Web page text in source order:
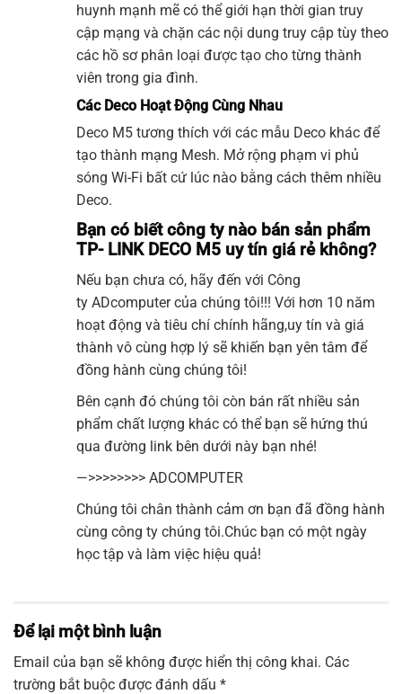
huynh mạnh mẽ có thể giới hạn thời gian truy
cập mạng và chặn các nội dung truy cập tùy theo
các hồ sơ phân loại được tạo cho từng thành
viên trong gia đình.
Các Deco Hoạt Động Cùng Nhau
Deco M5 tương thích với các mẫu Deco khác để
tạo thành mạng Mesh. Mở rộng phạm vi phủ
sóng Wi-Fi bất cứ lúc nào bằng cách thêm nhiều
Deco.
Bạn có biết công ty nào bán sản phẩm
TP- LINK DECO M5 uy tín giá rẻ không?
Nếu bạn chưa có, hãy đến với Công
ty ADcomputercủa chúng tôi!!! Với hơn 10 năm
hoạt động và tiêu chí chính hãng,uy tín và giá
thành vô cùng hợp lý sẽ khiến bạn yên tâm để
đồng hành cùng chúng tôi!
Bên cạnh đó chúng tôi còn bán rất nhiều sản
phẩm chất lượng khác có thể bạn sẽ hứng thú
qua đường link bên dưới này bạn nhé!
—>>>>>>>> ADCOMPUTER
Chúng tôi chân thành cảm ơn bạn đã đồng hành
cùng công ty chúng tôi.Chúc bạn có một ngày
học tập và làm việc hiệu quả!
Để lại một bình luận
Email của bạn sẽ không được hiển thị công khai. Các
trường bắt buộc được đánh dấu *